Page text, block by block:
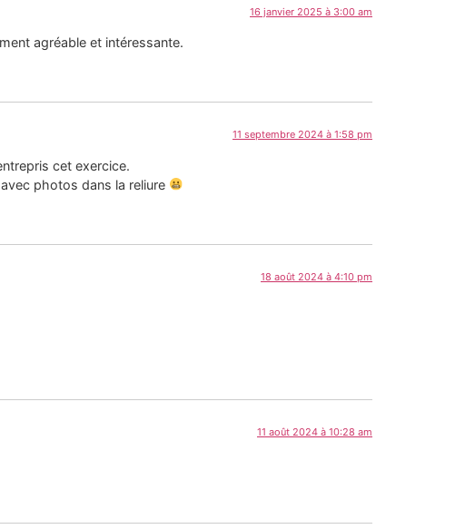
16 janvier 2025 à 3:00 am
agréable et intéressante.
11 septembre 2024 à 1:58 pm
cet exercice.
photos dans la reliure
18 août 2024 à 4:10 pm
11 août 2024 à 10:28 am